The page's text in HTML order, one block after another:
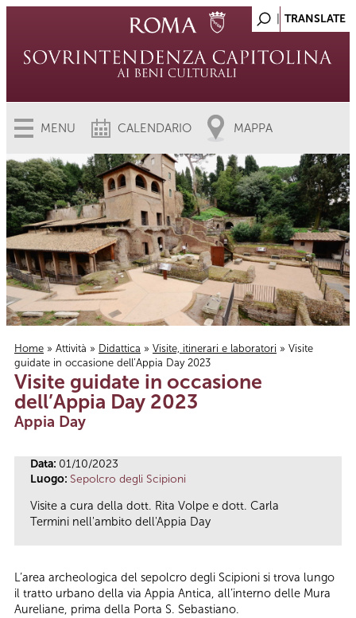
MENU CALENDARIO MAPPA
Tu sei qui
Home » Attività » Didattica » Visite, itinerari e laboratori » Visite
guidate in occasione dell’Appia Day 2023
Visite guidate in occasione
dell’Appia Day 2023
Appia Day
Data: 01/10/2023
Luogo: Sepolcro degli Scipioni
Visite a cura della dott. Rita Volpe e dott. Carla
Termini nell'ambito dell'Appia Day
L’area archeologica del sepolcro degli Scipioni si trova lungo
il tratto urbano della via Appia Antica, all’interno delle Mura
Aureliane, prima della Porta S. Sebastiano.